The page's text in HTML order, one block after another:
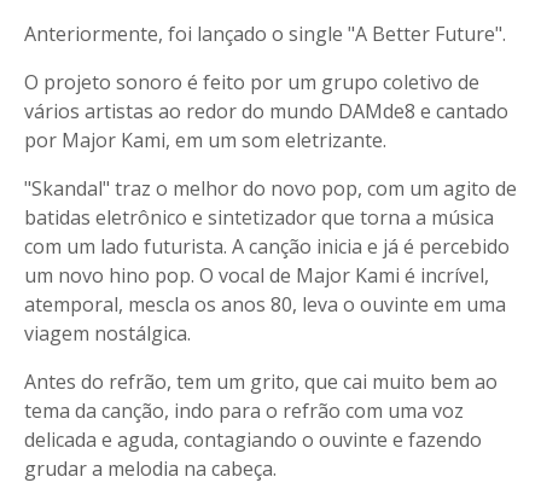
Anteriormente, foi lançado o single "A Better Future".
O projeto sonoro é feito por um grupo coletivo de
vários artistas ao redor do mundo DAMde8 e cantado
por Major Kami, em um som eletrizante.
"Skandal" traz o melhor do novo pop, com um agito de
batidas eletrônico e sintetizador que torna a música
com um lado futurista. A canção inicia e já é percebido
um novo hino pop. O vocal de Major Kami é incrível,
atemporal, mescla os anos 80, leva o ouvinte em uma
viagem nostálgica.
Antes do refrão, tem um grito, que cai muito bem ao
tema da canção, indo para o refrão com uma voz
delicada e aguda, contagiando o ouvinte e fazendo
grudar a melodia na cabeça.